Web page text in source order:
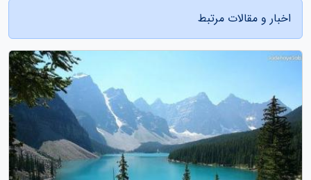
اخبار و مقالات مرتبط